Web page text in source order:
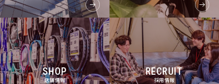
SHOP
店舗情報
RECRUIT
採用情報